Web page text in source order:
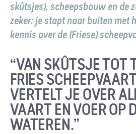
skûtsjes), scheepsbouw en de
zeker: je stapt naar buiten met
kennis over de (Friese)
“VAN SKÛTSJE TOT
FRIES
VERTELT JE OVER
VAART EN VOER OP
WATEREN.”